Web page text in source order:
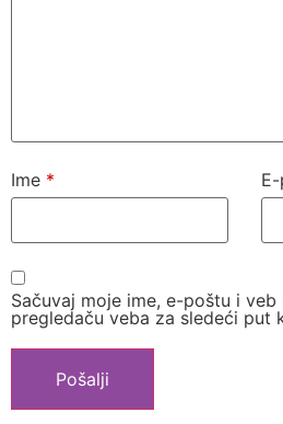
Ime *
Sačuvaj moje ime, e-poštu i
pregledaču veba za sledeći put